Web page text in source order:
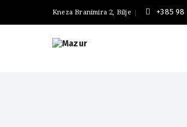
Kneza Branimira 2, Bilje +385 98